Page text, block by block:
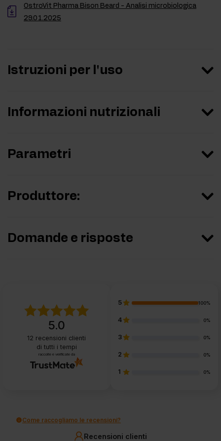
OstroVit Pharma Bison Beard - Analisi microbiologica
29.01.2025
Istruzioni per l'uso
Informazioni nutrizionali
Parametri
Produttore:
Domande e risposte
5.0
12 recensioni clienti
di tutti i tempi
raccolte e verificate da
5 100%
4 0%
3 0%
2 0%
1 0%
Come raccogliamo le recensioni?
Recensioni clienti